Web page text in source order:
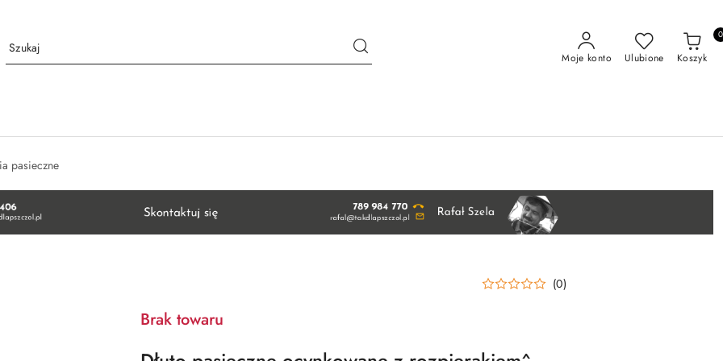
Moje konto Ulubione Koszyk
0
pasieczne
(0)
Brak towaru